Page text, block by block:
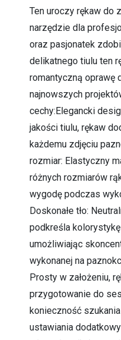
Ten uroczy rękaw do
narzędzie dla
oraz pasjonatek
delikatnego tiulu ten
romantyczną oprawę
najnowszych
cechy:Elegancki
jakości tiulu, rękaw
każdemu zdjęciu
rozmiar: Elastyczny
różnych rozmiarów
wygodę podczas
Doskonałe tło:
podkreśla
umożliwiając
wykonanej na
Prosty w założeniu,
przygotowanie do
konieczność
ustawiania